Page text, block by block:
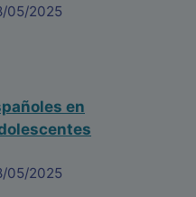
05/2025
en
05/2025